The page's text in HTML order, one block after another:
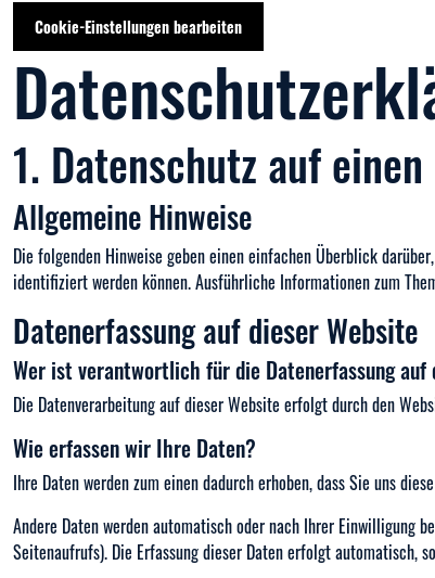
Cookie-Einstellungen bearbeiten
1. Datenschutz auf
Allgemeine Hinweise
Die folgenden Hinweise geben einen einfachen Überblick
identifiziert werden können. Ausführliche Informationen zum
Datenerfassung auf dieser Website
Wer ist verantwortlich für die Datenerfassung auf
Die Datenverarbeitung auf dieser Website erfolgt durch den
Wie erfassen wir Ihre Daten?
Ihre Daten werden zum einen dadurch erhoben, dass Sie uns
Andere Daten werden automatisch oder nach Ihrer Einwilligung
Seitenaufrufs). Die Erfassung dieser Daten erfolgt automatisch,